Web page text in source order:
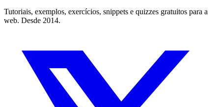
Tutoriais, exemplos, exercícios, snippets e quizzes gratuitos para a
web. Desde 2014.